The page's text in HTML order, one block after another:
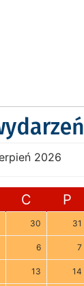
2026
C P
30 31
6 7
13 14